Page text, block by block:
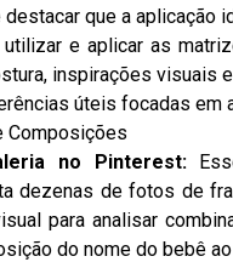
que a aplicação
e aplicar as
inspirações visuais
úteis focadas em
Composições
no Pinterest:
dezenas de fotos de
para analisar
do nome do bebê